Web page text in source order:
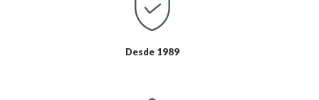
Desde 1989